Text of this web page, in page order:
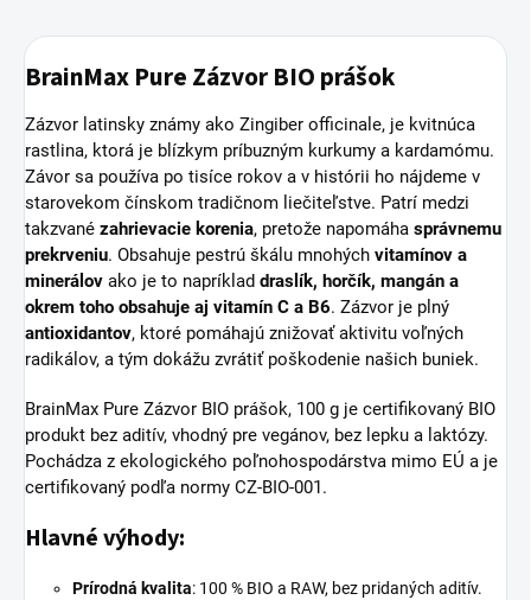
BrainMax Pure Zázvor BIO prášok
Zázvor latinsky známy ako Zingiber officinale, je kvitnúca
rastlina, ktorá je blízkym príbuzným kurkumy a kardamómu.
Závor sa používa po tisíce rokov a v histórii ho nájdeme v
starovekom čínskom tradičnom liečiteľstve. Patrí medzi
takzvané zahrievacie korenia, pretože napomáha správnemu
prekrveniu. Obsahuje pestrú škálu mnohých vitamínov a
minerálov ako je to napríklad draslík, horčík, mangán a
okrem toho obsahuje aj vitamín C a B6. Zázvor je plný
antioxidantov, ktoré pomáhajú znižovať aktivitu voľných
radikálov, a tým dokážu zvrátiť poškodenie našich buniek.
BrainMax Pure Zázvor BIO prášok, 100 g je certifikovaný BIO
produkt bez aditív, vhodný pre vegánov, bez lepku a laktózy.
Pochádza z ekologického poľnohospodárstva mimo EÚ a je
certifikovaný podľa normy CZ-BIO-001.
Hlavné výhody:
Prírodná kvalita: 100 % BIO a RAW, bez pridaných aditív.